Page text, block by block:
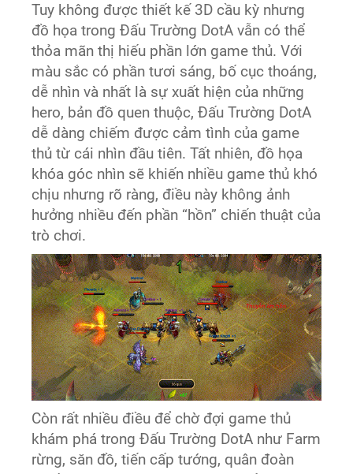
Tuy không được thiết kế 3D cầu kỳ nhưng
đồ họa trong Đấu Trường DotA vẫn có thể
thỏa mãn thị hiếu phần lớn game thủ. Với
màu sắc có phần tươi sáng, bố cục thoáng,
dễ nhìn và nhất là sự xuất hiện của những
hero, bản đồ quen thuộc, Đấu Trường DotA
dễ dàng chiếm được cảm tình của game
thủ từ cái nhìn đầu tiên. Tất nhiên, đồ họa
khóa góc nhìn sẽ khiến nhiều game thủ khó
chịu nhưng rõ ràng, điều này không ảnh
hưởng nhiều đến phần “hồn” chiến thuật của
trò chơi.
Còn rất nhiều điều để chờ đợi game thủ
khám phá trong Đấu Trường DotA như Farm
rừng, săn đồ, tiến cấp tướng, quân đoàn